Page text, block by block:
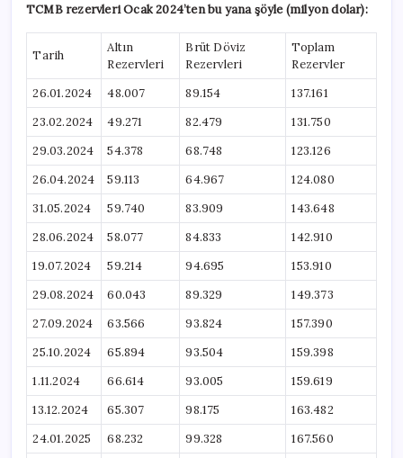
TCMB rezervleri Ocak 2024’ten bu yana şöyle (milyon dolar):
Tarih
Altın
Rezervleri
Brüt Döviz
Rezervleri
Toplam
Rezervler
26.01.2024
48.007 89.154
137.161
23.02.2024
49.271 82.479
131.750
29.03.2024
54.378 68.748
123.126
26.04.2024
59.113 64.967
124.080
31.05.2024
59.740 83.909
143.648
28.06.2024
58.077 84.833
142.910
19.07.2024
59.214 94.695
153.910
29.08.2024
60.043 89.329
149.373
27.09.2024
63.566 93.824
157.390
25.10.2024
65.894 93.504
159.398
1.11.2024
66.614 93.005
159.619
13.12.2024
65.307 98.175
163.482
24.01.2025
68.232 99.328
167.560